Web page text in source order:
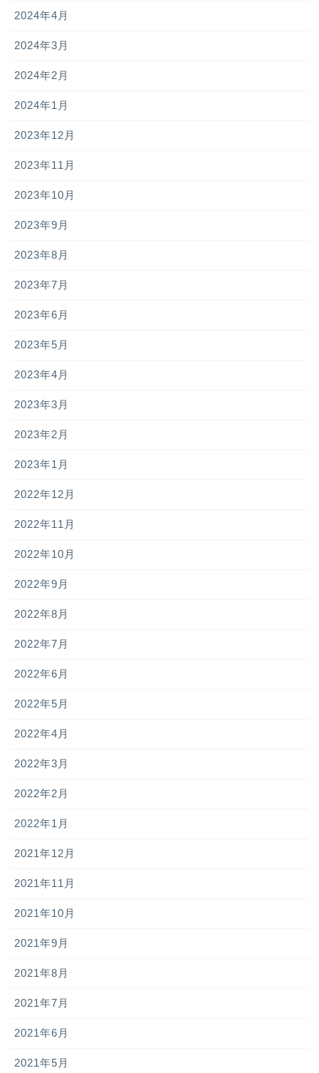
2024年4月
2024年3月
2024年2月
2024年1月
2023年12月
2023年11月
2023年10月
2023年9月
2023年8月
2023年7月
2023年6月
2023年5月
2023年4月
2023年3月
2023年2月
2023年1月
2022年12月
2022年11月
2022年10月
2022年9月
2022年8月
2022年7月
2022年6月
2022年5月
2022年4月
2022年3月
2022年2月
2022年1月
2021年12月
2021年11月
2021年10月
2021年9月
2021年8月
2021年7月
2021年6月
2021年5月